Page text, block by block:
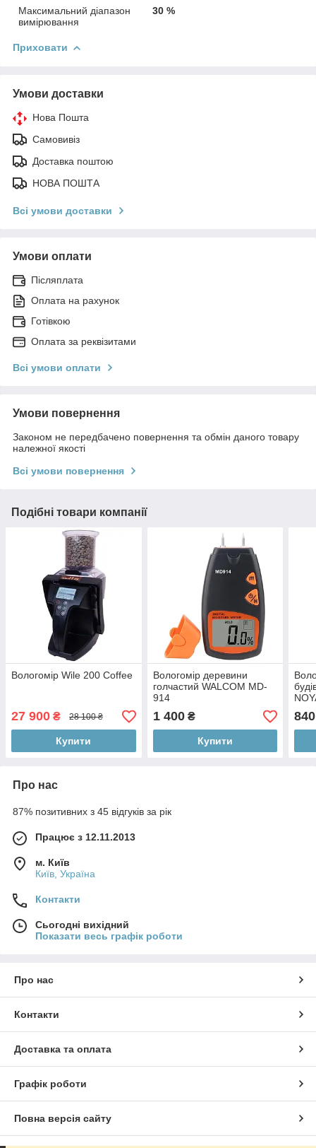
Максимальний діапазон
вимірювання
30 %
Приховати
Умови доставки
Нова Пошта
Самовивіз
Доставка поштою
НОВА ПОШТА
Всі умови доставки
Умови оплати
Післяплата
Оплата на рахунок
Готівкою
Оплата за реквізитами
Всі умови оплати
Умови повернення
Законом не передбачено повернення та обмін даного товару
належної якості
Всі умови повернення
Подібні товари компанії
Вологомір Wile 200 Coffee
27 900 ₴ 28 100 ₴
Купити
Вологомір деревини
голчастий WALCOM MD-
914
1 400₴
Купити
840
Про нас
87% позитивних з 45 відгуків за рік
Працює з 12.11.2013
м. Київ
Київ, Україна
Контакти
Сьогодні вихідний
Показати весь графік роботи
Про нас
Контакти
Доставка та оплата
Графік роботи
Повна версія сайту